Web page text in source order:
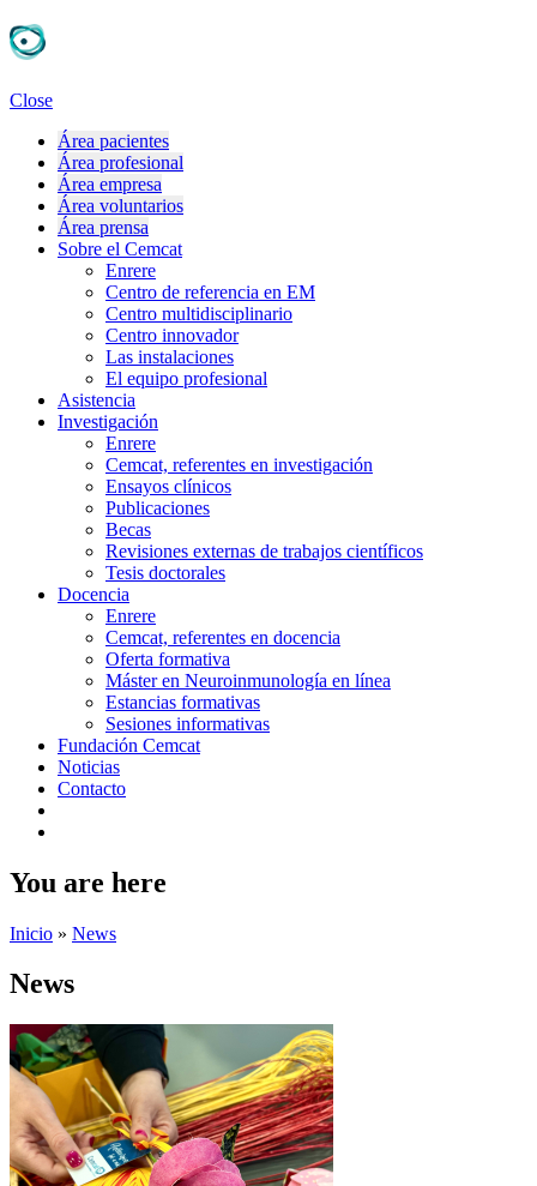
Close
Área pacientes
Área profesional
Área empresa
Área voluntarios
Área prensa
Sobre el Cemcat
Enrere
Centro de referencia en EM
Centro multidisciplinario
Centro innovador
Las instalaciones
El equipo profesional
Asistencia
Investigación
Enrere
Cemcat, referentes en investigación
Ensayos clínicos
Publicaciones
Becas
Revisiones externas de trabajos científicos
Tesis doctorales
Docencia
Enrere
Cemcat, referentes en docencia
Oferta formativa
Máster en Neuroinmunología en línea
Estancias formativas
Sesiones informativas
Fundación Cemcat
Noticias
Contacto
You are here
Inicio » News
News